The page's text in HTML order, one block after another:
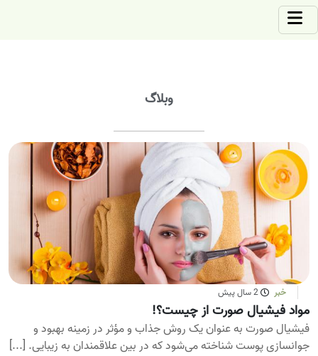
وبلاگ
خبر 2 سال پیش
مواد فیشیال صورت از چیست؟!
فیشیال صورت به عنوان یک روش جذاب و مؤثر در زمینه بهبود و
جوانسازی پوست شناخته می‌شود که در بین علاقمندان به زیبایی. [...]